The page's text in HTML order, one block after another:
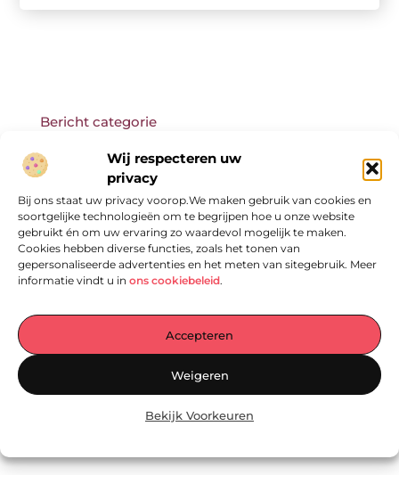
Wij respecteren uw
privacy
Bij ons staat uw privacy voorop.We maken gebruik van cookies en
soortgelijke technologieën om te begrijpen hoe u onze website
gebruikt én om uw ervaring zo waardevol mogelijk te maken.
Cookies hebben diverse functies, zoals het tonen van
gepersonaliseerde advertenties en het meten van sitegebruik. Meer
informatie vindt u in ons cookiebeleid.
Accepteren
Weigeren
Bekijk Voorkeuren
— Ontdek een wereld vol inspirerende verhalen, praktische tips en
inspireren en begin vandaag nog met lezen op
Onze informatie
Bericht categorie